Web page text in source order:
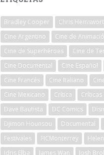
Bradley Cooper Chris
Cine Argentino
Cine de
Cine de Superhéroes
Cine de
Cine Documental
Cine Español
Cine Francés
Cine Italiano
Cine Mexicano
Crítica
Críticas
Dave Bautista
DC Comics
Djimon Hounsou
Documental
Festivales
FICMonterrey
Idris Elba
James Wan
Josh